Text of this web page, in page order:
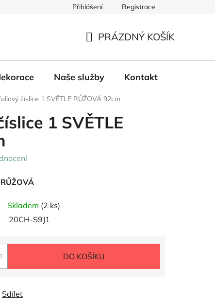
Přihlášení Registrace
KOŠÍK
PRÁZDNÝ KOŠÍK
Naše služby Kontakt
číslice 1 SVĚTLE RŮŽOVÁ 92cm
1 SVĚTLE
Skladem (2 ks)
20CH-S9J1
DO KOŠÍKU
Sdílet